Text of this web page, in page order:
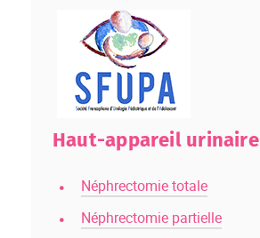
Haut-appareil urinaire
Néphrectomie totale
Néphrectomie partielle